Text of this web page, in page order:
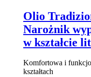
Olio
Narożnik
w kształcie
Komfortowa i
kształtach